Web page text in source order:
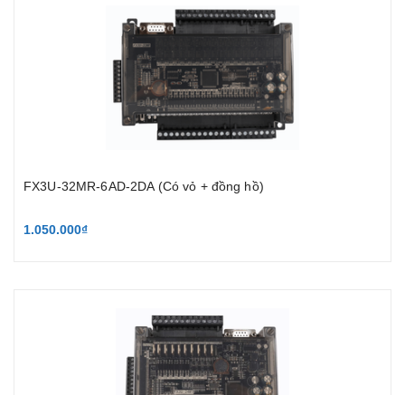
FX3U-32MR-6AD-2DA (Có vỏ + đồng hồ)
1.050.000₫